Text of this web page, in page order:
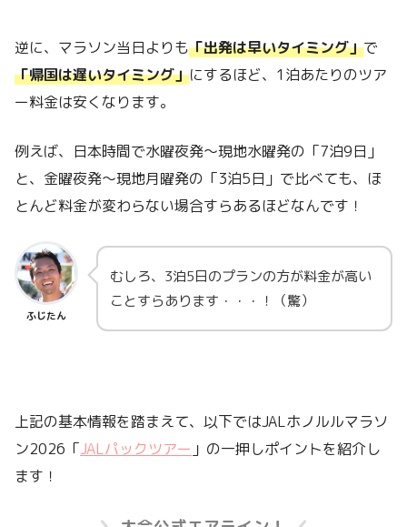
逆に、マラソン当日よりも「出発は早いタイミング」で
「帰国は遅いタイミング」にするほど、1泊あたりのツア
ー料金は安くなります。
例えば、日本時間で水曜夜発～現地水曜発の「7泊9日」
と、金曜夜発～現地月曜発の「3泊5日」で比べても、ほ
とんど料金が変わらない場合すらあるほどなんです！
ふじたん
むしろ、3泊5日のプランの方が料金が高い
ことすらあります・・・！（驚）
上記の基本情報を踏まえて、以下ではJALホノルルマラソ
ン2026「JALパックツアー 」の一押しポイントを紹介し
ます！